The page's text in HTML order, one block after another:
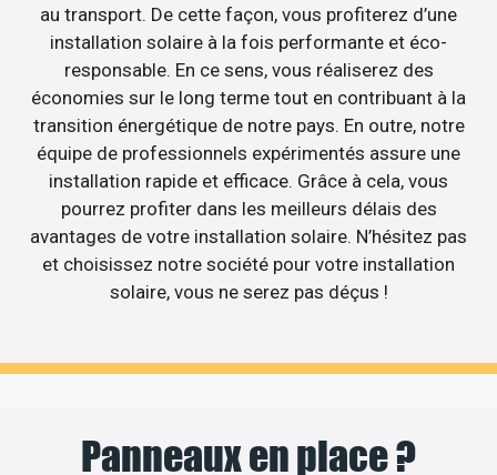
au transport. De cette façon, vous profiterez d’une
installation solaire à la fois performante et éco-
responsable. En ce sens, vous réaliserez des
économies sur le long terme tout en contribuant à la
transition énergétique de notre pays. En outre, notre
équipe de professionnels expérimentés assure une
installation rapide et efficace. Grâce à cela, vous
pourrez profiter dans les meilleurs délais des
avantages de votre installation solaire. N’hésitez pas
et choisissez notre société pour votre installation
solaire, vous ne serez pas déçus !
Panneaux en place ?